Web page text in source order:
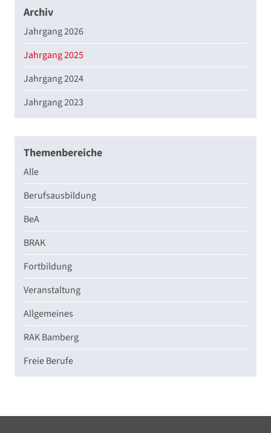
Archiv
Jahrgang 2026
Jahrgang 2025
Jahrgang 2024
Jahrgang 2023
Themenbereiche
Alle
Berufsausbildung
BeA
BRAK
Fortbildung
Veranstaltung
Allgemeines
RAK Bamberg
Freie Berufe